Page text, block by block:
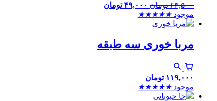
۶۳,۵۰۰ تومان ۴۹,۰۰۰ تومان
موجود ★
★
★
★
★
مربا خوری سه طبقه
۱۱۹,۰۰۰ تومان
موجود ★
★
★
★
★